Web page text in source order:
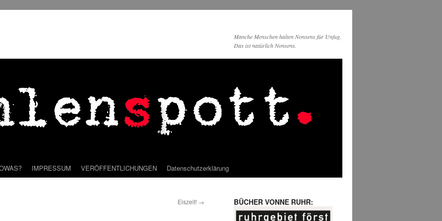
Manche Menschen halten Nonsens für Unfug.
Das ist natürlich Nonsens.
IMPRESSUM VERÖFFENTLICHUNGEN Datenschutzerklärung
Eiszeit! → BÜCHER VONNE RUHR: